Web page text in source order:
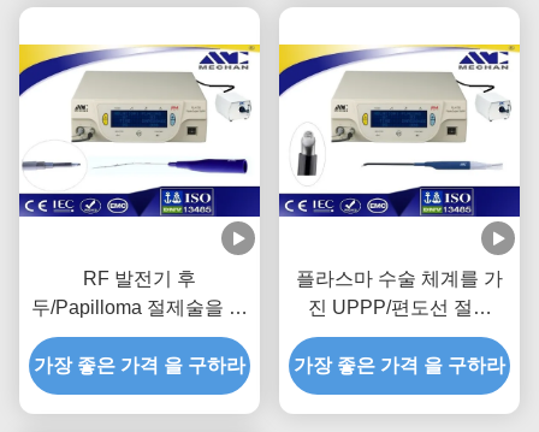
RF 발전기 후
두/Papilloma 절제술을 위
한 ENT 플라스마 발전기
가장 좋은 가격 을 구하라
플라스마 수술 체계를 가
진 UPPP/편도선 절제
ENT 플라스마 발전기
가장 좋은 가격 을 구하라